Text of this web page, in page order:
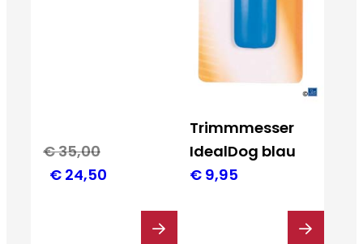
€35,00
Ursprünglicher
€24,50Aktueller
Trimmmesser
IdealDog blau
€ 9,95